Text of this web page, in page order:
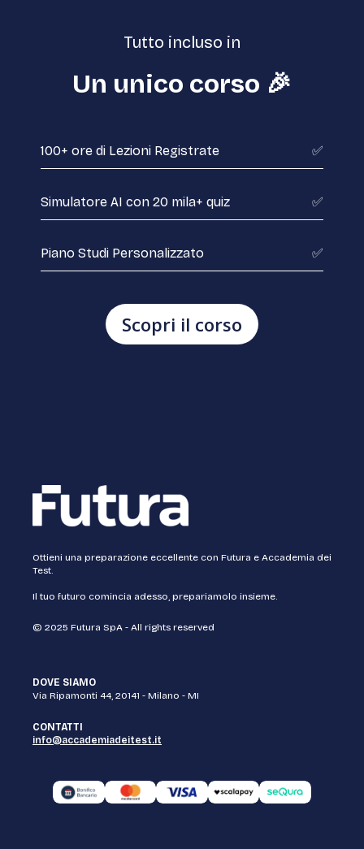
Tutto incluso in
Un unico corso 🎉
100+ ore di Lezioni Registrate ✅
Simulatore AI con 20 mila+ quiz ✅
Piano Studi Personalizzato ✅
Scopri il corso
Ottieni una preparazione eccellente con Futura e Accademia dei
Test.
Il tuo futuro comincia adesso, prepariamolo insieme.
© 2025 Futura SpA - All rights reserved
DOVE SIAMO
Via Ripamonti 44, 20141 - Milano - MI
CONTATTI
info@accademiadeitest.it